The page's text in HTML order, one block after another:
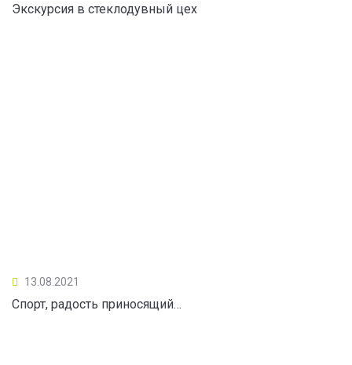
Экскурсия в стеклодувный цех
13.08.2021
Спорт, радость приносящий…